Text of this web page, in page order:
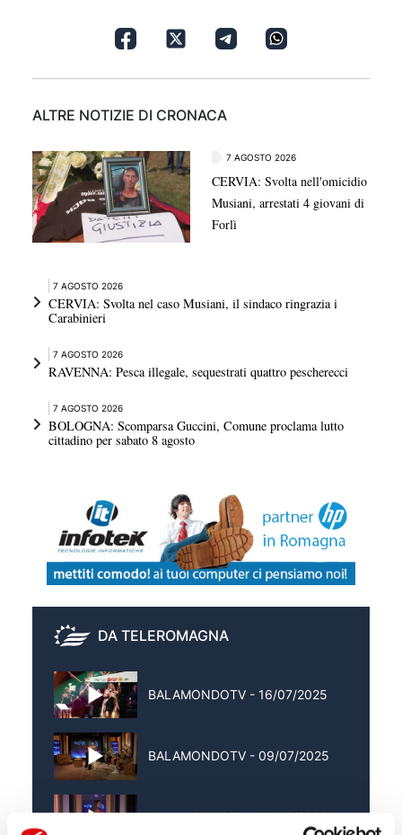
ALTRE NOTIZIE DI CRONACA
7 AGOSTO 2026
CERVIA: Svolta nell'omicidio
Musiani, arrestati 4 giovani di
Forlì
7 AGOSTO 2026
CERVIA: Svolta nel caso Musiani, il sindaco ringrazia i
Carabinieri
7 AGOSTO 2026
RAVENNA: Pesca illegale, sequestrati quattro pescherecci
7 AGOSTO 2026
BOLOGNA: Scomparsa Guccini, Comune proclama lutto
cittadino per sabato 8 agosto
DA TELEROMAGNA
BALAMONDOTV - 16/07/2025
BALAMONDOTV - 09/07/2025
BALAMONDOTV - 02/07/2025